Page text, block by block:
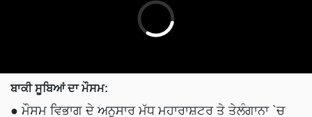
● ਮੌਸਮ ਵਿਭਾਗ ਦੇ ਅਨੁਸਾਰ ਮੱਧ ਮਹਾਰਾਸ਼ਟਰ ਤੇ ਤੇਲੰਗਾਨਾ `ਚ
ਅਗਲੇ ਦੋ ਦਿਨਾਂ ਤੱਕ ਭਾਰੀ ਮੀਂਹ ਪੈ ਸਕਦਾ ਹੈ।